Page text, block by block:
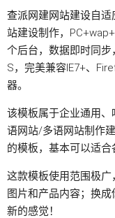
查派网建网站建设自适
站建设制作，
个后台，数据即时同步
S，完美兼容IE7+、
器。
该模板属于企业通用、
语网站/多语网站制作
的模板，基本可以适合
这款模板使用范围极
图片和产品内容；换
新的感觉！